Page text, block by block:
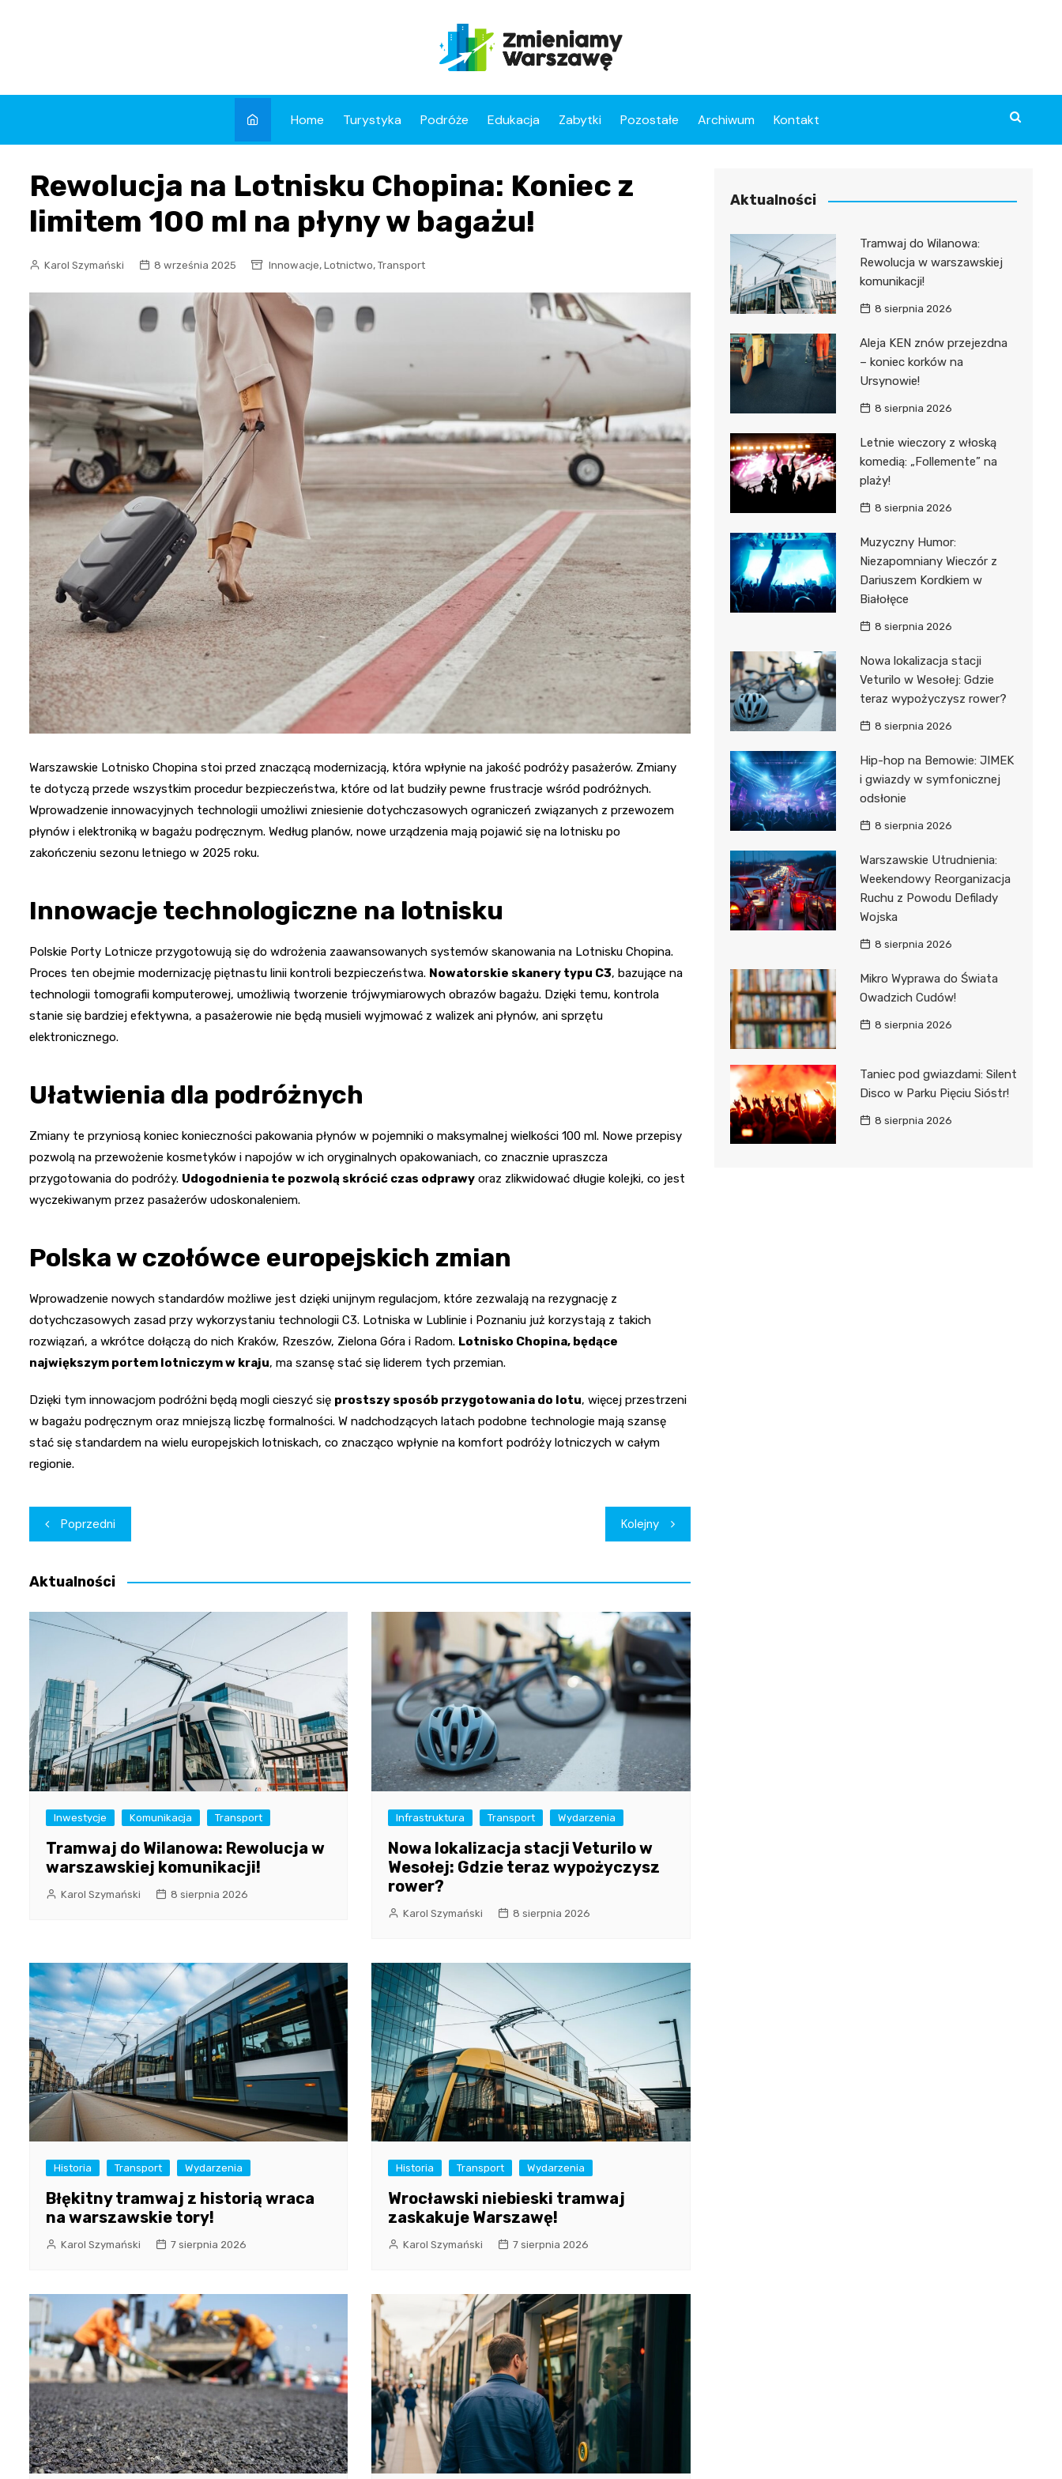
Home Turystyka Podróże Edukacja Zabytki Pozostałe Archiwum Kontakt
Rewolucja na Lotnisku Chopina: Koniec z
limitem 100 ml na płyny w bagażu!
Karol Szymański 8 września 2025 Innowacje, Lotnictwo, Transport
Warszawskie Lotnisko Chopina stoi przed znaczącą modernizacją, która wpłynie na jakość podróży pasażerów. Zmiany
te dotyczą przede wszystkim procedur bezpieczeństwa, które od lat budziły pewne frustracje wśród podróżnych.
Wprowadzenie innowacyjnych technologii umożliwi zniesienie dotychczasowych ograniczeń związanych z przewozem
płynów i elektroniką w bagażu podręcznym. Według planów, nowe urządzenia mają pojawić się na lotnisku po
zakończeniu sezonu letniego w 2025 roku.
Innowacje technologiczne na lotnisku
Polskie Porty Lotnicze przygotowują się do wdrożenia zaawansowanych systemów skanowania na Lotnisku Chopina.
Proces ten obejmie modernizację piętnastu linii kontroli bezpieczeństwa. Nowatorskie skanery typu C3, bazujące na
technologii tomografii komputerowej, umożliwią tworzenie trójwymiarowych obrazów bagażu. Dzięki temu, kontrola
stanie się bardziej efektywna, a pasażerowie nie będą musieli wyjmować z walizek ani płynów, ani sprzętu
elektronicznego.
Ułatwienia dla podróżnych
Zmiany te przyniosą koniec konieczności pakowania płynów w pojemniki o maksymalnej wielkości 100 ml. Nowe przepisy
pozwolą na przewożenie kosmetyków i napojów w ich oryginalnych opakowaniach, co znacznie upraszcza
przygotowania do podróży. Udogodnienia te pozwolą skrócić czas odprawy oraz zlikwidować długie kolejki, co jest
wyczekiwanym przez pasażerów udoskonaleniem.
Polska w czołówce europejskich zmian
Wprowadzenie nowych standardów możliwe jest dzięki unijnym regulacjom, które zezwalają na rezygnację z
dotychczasowych zasad przy wykorzystaniu technologii C3. Lotniska w Lublinie i Poznaniu już korzystają z takich
rozwiązań, a wkrótce dołączą do nich Kraków, Rzeszów, Zielona Góra i Radom. Lotnisko Chopina, będące
największym portem lotniczym w kraju, ma szansę stać się liderem tych przemian.
Dzięki tym innowacjom podróżni będą mogli cieszyć się prostszy sposób przygotowania do lotu, więcej przestrzeni
w bagażu podręcznym oraz mniejszą liczbę formalności. W nadchodzących latach podobne technologie mają szansę
stać się standardem na wielu europejskich lotniskach, co znacząco wpłynie na komfort podróży lotniczych w całym
regionie.
Nawigacja
wpisu
Poprzedni Kolejny
Aktualności
Inwestycje Komunikacja Transport
Tramwaj do Wilanowa: Rewolucja w
warszawskiej komunikacji!
Karol Szymański 8 sierpnia 2026
Infrastruktura Transport Wydarzenia
Nowa lokalizacja stacji Veturilo w
Wesołej: Gdzie teraz wypożyczysz
rower?
Karol Szymański 8 sierpnia 2026
Historia Transport Wydarzenia
Błękitny tramwaj z historią wraca
na warszawskie tory!
Karol Szymański 7 sierpnia 2026
Historia Transport Wydarzenia
Wrocławski niebieski tramwaj
zaskakuje Warszawę!
Karol Szymański 7 sierpnia 2026
Aktualności
Tramwaj do Wilanowa:
Rewolucja w warszawskiej
komunikacji!
8 sierpnia 2026
Aleja KEN znów przejezdna
– koniec korków na
Ursynowie!
8 sierpnia 2026
Letnie wieczory z włoską
komedią: „Follemente” na
plaży!
8 sierpnia 2026
Muzyczny Humor:
Niezapomniany Wieczór z
Dariuszem Kordkiem w
Białołęce
8 sierpnia 2026
Nowa lokalizacja stacji
Veturilo w Wesołej: Gdzie
teraz wypożyczysz rower?
8 sierpnia 2026
Hip-hop na Bemowie: JIMEK
i gwiazdy w symfonicznej
odsłonie
8 sierpnia 2026
Warszawskie Utrudnienia:
Weekendowy Reorganizacja
Ruchu z Powodu Defilady
Wojska
8 sierpnia 2026
Mikro Wyprawa do Świata
Owadzich Cudów!
8 sierpnia 2026
Taniec pod gwiazdami: Silent
Disco w Parku Pięciu Sióstr!
8 sierpnia 2026